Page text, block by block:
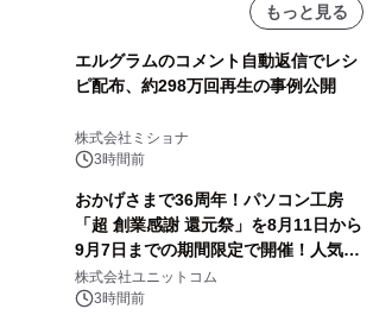
もっと見る
エルグラムのコメント自動返信でレシ
ピ配布、約298万回再生の事例公開
株式会社ミショナ
3時間前
おかげさまで36周年！パソコン工房
「超 創業感謝 還元祭」を8月11日から
9月7日までの期間限定で開催！人気の
ゲーミングPCや高性能ノートPCなど
対象iiyama PCのご購入で最大3万円分
株式会社ユニットコム
3時間前